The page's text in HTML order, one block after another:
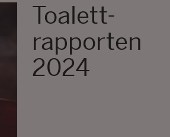
Toalett-
rapporten
2024